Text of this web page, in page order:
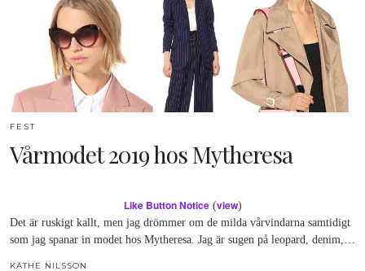
FEST
Vårmodet 2019 hos Mytheresa
Like Button Notice(view)
Det är ruskigt kallt, men jag drömmer om de milda vårvindarna samtidigt
som jag spanar in modet hos Mytheresa. Jag är sugen på leopard, denim,…
KÄTHE NILSSON